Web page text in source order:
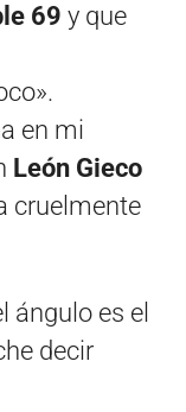
69 y que
en mi
León Gieco
cruelmente
ángulo es el
decir